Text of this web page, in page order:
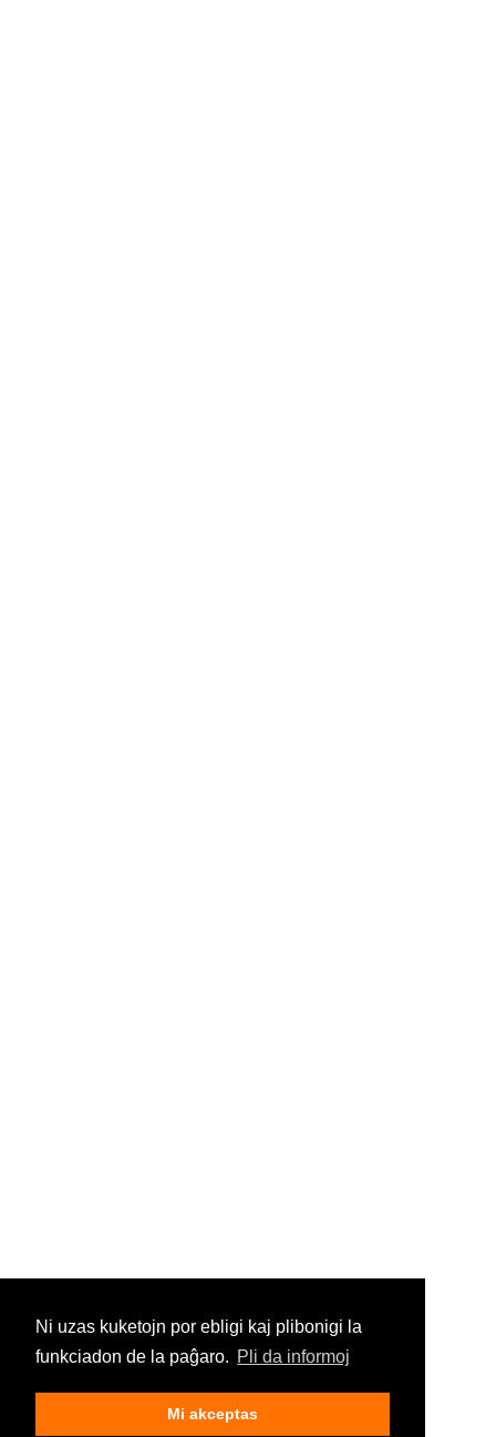
Ni uzas kuketojn por ebligi kaj plibonigi la
funkciadon de la paĝaro. Pli da informoj
Mi akceptas